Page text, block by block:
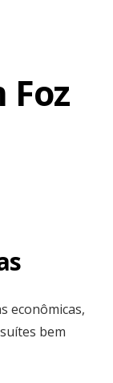
econômicas,
bem